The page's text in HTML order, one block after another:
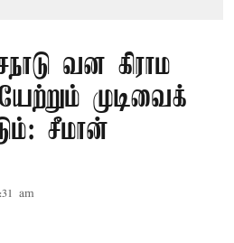
வன கிராம
முடிவைக்
சீமான்
am